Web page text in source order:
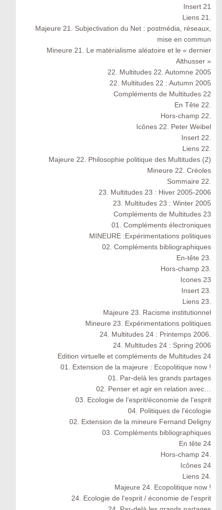
Insert 21
Liens 21.
Majeure 21. Subjectivation du Net : postmédia, réseaux,
mise en commun
Mineure 21. Le matérialisme aléatoire et le « dernier
Althusser »
22. Multitudes 22. Automne 2005
22. Multitudes 22 : Autumn 2005
Compléments de Multitudes 22
En Tête 22.
Hors-champ 22.
Icônes 22. Peter Weibel
Insert 22.
Liens 22.
Majeure 22. Philosophie politique des Multitudes (2)
Mineure 22. Créoles
Sommaire 22.
23. Multitudes 23 : Hiver 2005-2006
23. Multitudes 23 : Winter 2005
Compléments de Multitudes 23
01. Compléments électroniques
MINEURE :Expérimentations politiques
02. Compléments bibliographiques
En-tête 23.
Hors-champ 23.
Icones 23
Insert 23.
Liens 23.
Majeure 23. Racisme institutionnel
Mineure 23. Expérimentations politiques
24. Multitudes 24 : Printemps 2006.
24. Multitudes 24 : Spring 2006
Edition virtuelle et compléments de Multitudes 24
01. Extension de la majeure : Ecopolitique now !
01. Par-delà les grands partages
02. Penser et agir en relation avec…
03. Ecologie de l’esprit/économie de l’esprit
04. Politiques de l'écologie
02. Extension de la mineure Fernand Deligny
03. Compléments bibliographiques
En tête 24
Hors-champ 24.
Icônes 24
Liens 24.
Majeure 24. Ecopolitique now !
24. Ecologie de l'esprit / économie de l'esprit